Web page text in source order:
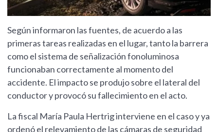
Según informaron las fuentes, de acuerdo a las
primeras tareas realizadas en el lugar, tanto la barrera
como el sistema de señalización fonoluminosa
funcionaban correctamente al momento del
accidente. El impacto se produjo sobre el lateral del
conductor y provocó su fallecimiento en el acto.
La fiscal María Paula Hertrig interviene en el caso y ya
ordenó el relevamiento de las cámaras de seguridad